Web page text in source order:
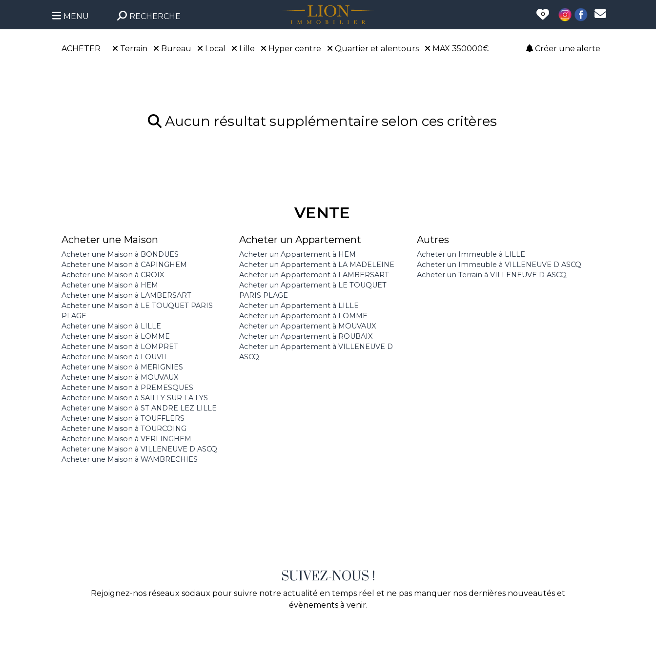
MENU RECHERCHE 0
Créer une alerte
ACHETER Terrain Bureau Local Lille Hyper centre Quartier et alentours MAX 350000€
Aucun résultat supplémentaire selon ces critères
VENTE
Acheter une Maison
Acheter une Maison à BONDUES
Acheter une Maison à CAPINGHEM
Acheter une Maison à CROIX
Acheter une Maison à HEM
Acheter une Maison à LAMBERSART
Acheter une Maison à LE TOUQUET PARIS
PLAGE
Acheter une Maison à LILLE
Acheter une Maison à LOMME
Acheter une Maison à LOMPRET
Acheter une Maison à LOUVIL
Acheter une Maison à MERIGNIES
Acheter une Maison à MOUVAUX
Acheter une Maison à PREMESQUES
Acheter une Maison à SAILLY SUR LA LYS
Acheter une Maison à ST ANDRE LEZ LILLE
Acheter une Maison à TOUFFLERS
Acheter une Maison à TOURCOING
Acheter une Maison à VERLINGHEM
Acheter une Maison à VILLENEUVE D ASCQ
Acheter une Maison à WAMBRECHIES
Acheter un Appartement
Acheter un Appartement à HEM
Acheter un Appartement à LA MADELEINE
Acheter un Appartement à LAMBERSART
Acheter un Appartement à LE TOUQUET
PARIS PLAGE
Acheter un Appartement à LILLE
Acheter un Appartement à LOMME
Acheter un Appartement à MOUVAUX
Acheter un Appartement à ROUBAIX
Acheter un Appartement à VILLENEUVE D
ASCQ
Autres
Acheter un Immeuble à LILLE
Acheter un Immeuble à VILLENEUVE D ASCQ
Acheter un Terrain à VILLENEUVE D ASCQ
SUIVEZ-NOUS !
Rejoignez-nos réseaux sociaux pour suivre notre actualité en temps réel et ne pas manquer nos dernières nouveautés et
évènements à venir.